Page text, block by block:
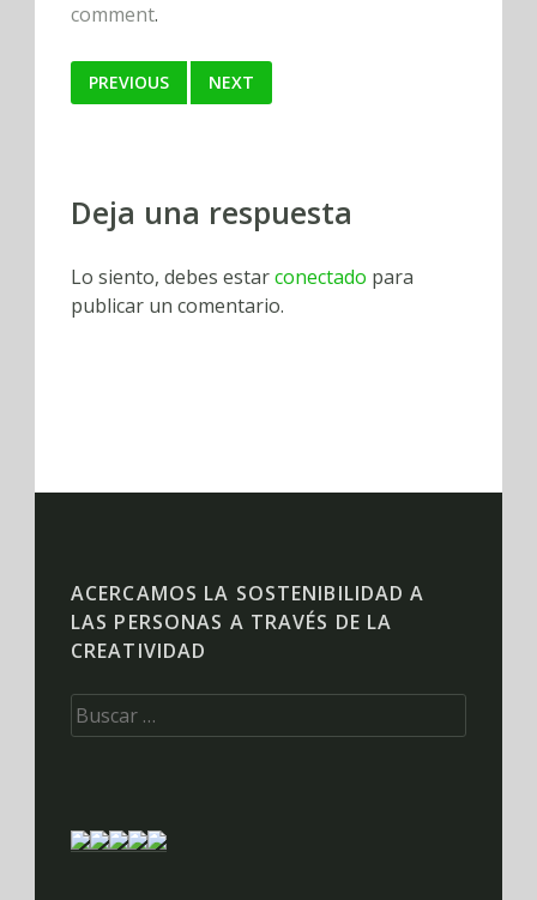
comment.
PREVIOUS NEXT
Deja una respuesta
Lo siento, debes estarconectado para
publicar un comentario.
ACERCAMOS LA SOSTENIBILIDAD A
LAS PERSONAS A TRAVÉS DE LA
CREATIVIDAD
Buscar: